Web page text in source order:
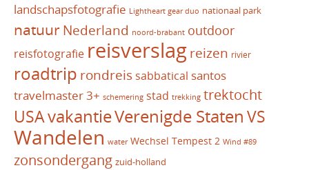
landschapsfotografie Lightheart gear duo nationaal park
natuur Nederland noord-brabant outdoor
reisfotografie reisverslag reizen rivier
roadtrip rondreis sabbatical santos
travelmaster 3+ schemering stad trekking trektocht
USAvakantieVerenigde StatenVS
Wandelen water Wechsel Tempest 2 Wind #89
zonsondergang zuid-holland